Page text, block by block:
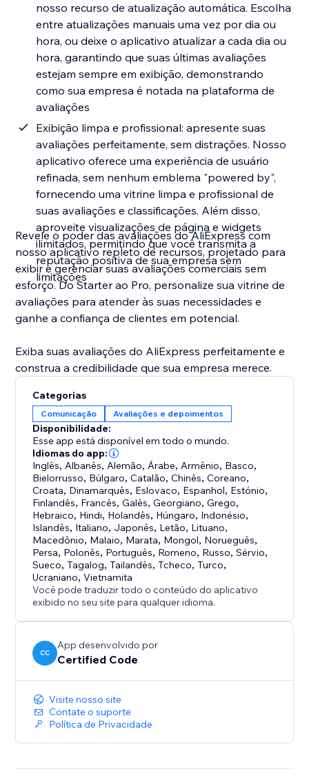
nosso recurso de atualização automática. Escolha
entre atualizações manuais uma vez por dia ou
hora, ou deixe o aplicativo atualizar a cada dia ou
hora, garantindo que suas últimas avaliações
estejam sempre em exibição, demonstrando
como sua empresa é notada na plataforma de
avaliações
Exibição limpa e profissional: apresente suas
avaliações perfeitamente, sem distrações. Nosso
aplicativo oferece uma experiência de usuário
refinada, sem nenhum emblema "powered by",
fornecendo uma vitrine limpa e profissional de
suas avaliações e classificações. Além disso,
aproveite visualizações de página e widgets
ilimitados, permitindo que você transmita a
reputação positiva de sua empresa sem
limitações
Revele o poder das avaliações do AliExpress com
nosso aplicativo repleto de recursos, projetado para
exibir e gerenciar suas avaliações comerciais sem
esforço. Do Starter ao Pro, personalize sua vitrine de
avaliações para atender às suas necessidades e
ganhe a confiança de clientes em potencial.
Exiba suas avaliações do AliExpress perfeitamente e
construa a credibilidade que sua empresa merece.
Categorias
Comunicação Avaliações e depoimentos
Disponibilidade:
Esse app está disponível em todo o mundo.
Idiomas do app:
Inglês, Albanês, Alemão, Árabe, Armênio, Basco,
Bielorrusso, Búlgaro,Catalão,Chinês,Coreano,
Croata, Dinamarquês, Eslovaco, Espanhol, Estónio,
Finlandês, Francês,Galês,Georgiano,Grego,
Hebraico, Hindi, Holandês, Húngaro, Indonésio,
Islandês, Italiano, Japonês, Letão, Lituano,
Macedônio, Malaio, Marata, Mongol, Norueguês,
Persa, Polonês, Português, Romeno, Russo,Sérvio,
Sueco,Tagalog,Tailandês,Tcheco,Turco,
Ucraniano,Vietnamita
Você pode traduzir todo o conteúdo do aplicativo
exibido no seu site para qualquer idioma.
CC
App desenvolvido por
Certified Code
Visite nosso site
Contate o suporte
Política de Privacidade